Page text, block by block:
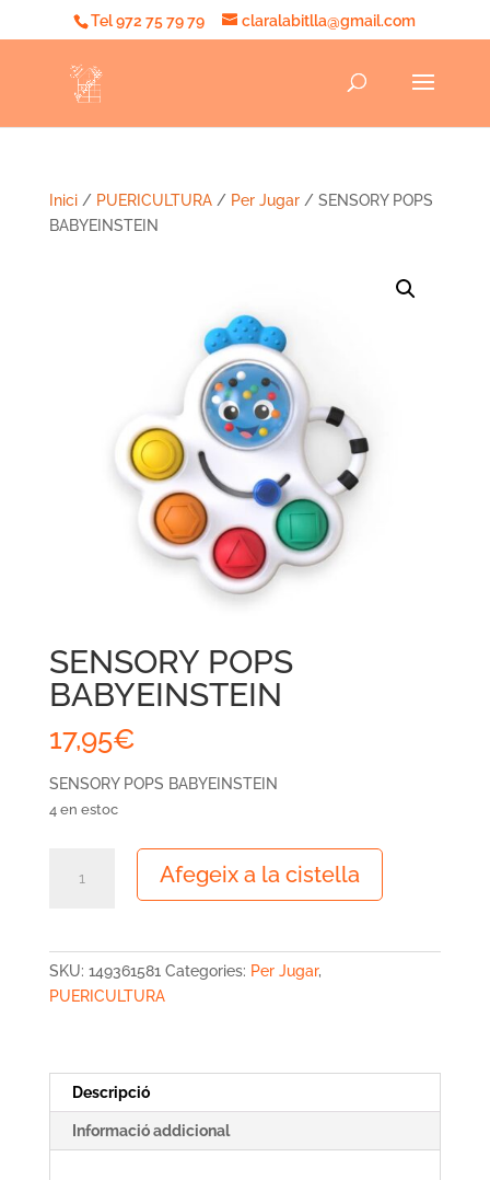
Tel 972 75 79 79 claralabitlla@gmail.com
Inici/ PUERICULTURA/ Per Jugar/ SENSORY POPS
BABYEINSTEIN
SENSORY POPS
BABYEINSTEIN
17,95€
SENSORY POPS BABYEINSTEIN
4 en estoc
BABYEINSTEIN
Afegeix a la cistella
SKU: 149361581 Categories: Per Jugar,
PUERICULTURA
Descripció
Informació addicional